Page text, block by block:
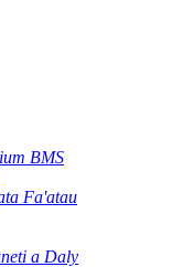
BMS
Fa'atau
a Daly